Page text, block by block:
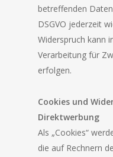
betreffenden
DSGVO jederzeit
Widerspruch kann
Verarbeitung für
erfolgen.
Cookies und
Direktwerbung
Als „Cookies“
die auf Rechnern